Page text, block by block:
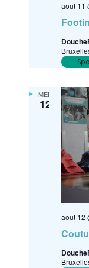
août 11
MER
12
août 12